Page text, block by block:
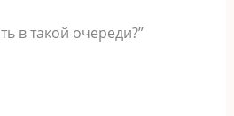
в такой очереди?”